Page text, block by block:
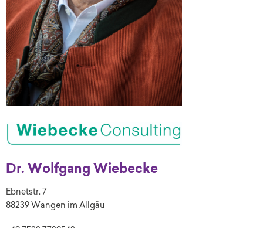
Dr. Wolfgang Wiebecke
Ebnetstr. 7
88239 Wangen im Allgäu